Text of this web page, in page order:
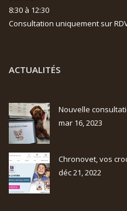
8:30 à 12:30
Consultation uniquement sur
ACTUALITÉS
Nouvelle
mar 16, 2023
Chronovet, vos
déc 21, 2022